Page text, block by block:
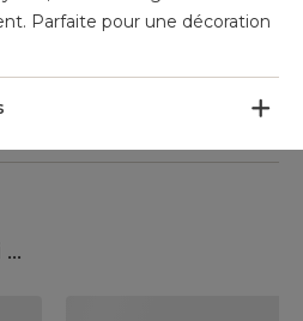
Parfaite pour une décoration